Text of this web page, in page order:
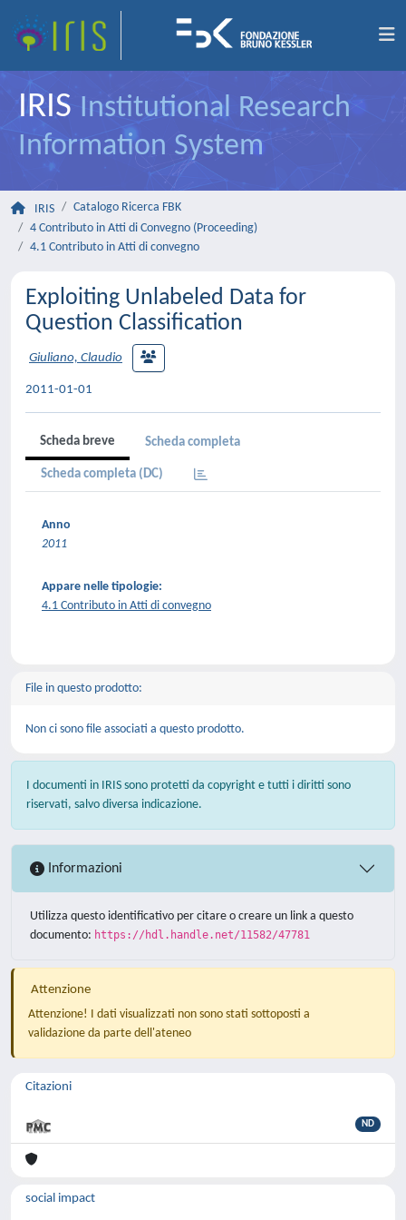
IRIS Institutional Research
Information System
IRIS
Catalogo Ricerca FBK
4 Contributo in Atti di Convegno (Proceeding)
4.1 Contributo in Atti di convegno
Exploiting Unlabeled Data for
Question Classification
Giuliano, Claudio
2011-01-01
Scheda breve Scheda completa
Scheda completa (DC)
Anno
2011
Appare nelle tipologie:
4.1 Contributo in Atti di convegno
File in questo prodotto:
Non ci sono file associati a questo prodotto.
I documenti in IRIS sono protetti da copyright e tutti i diritti sono
riservati, salvo diversa indicazione.
Informazioni
Utilizza questo identificativo per citare o creare un link a questo
documento: https://hdl.handle.net/11582/47781
Attenzione
Attenzione! I dati visualizzati non sono stati sottoposti a
validazione da parte dell'ateneo
Citazioni
ND
social impact